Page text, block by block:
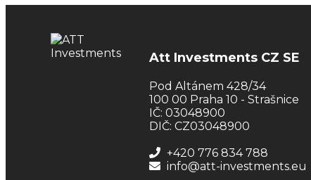
Att Investments CZ SE
Pod Altánem 428/34
100 00 Praha 10 - Strašnice
IČ: 03048900
DIČ: CZ03048900
+420 776 834 788
info@att-investments.eu